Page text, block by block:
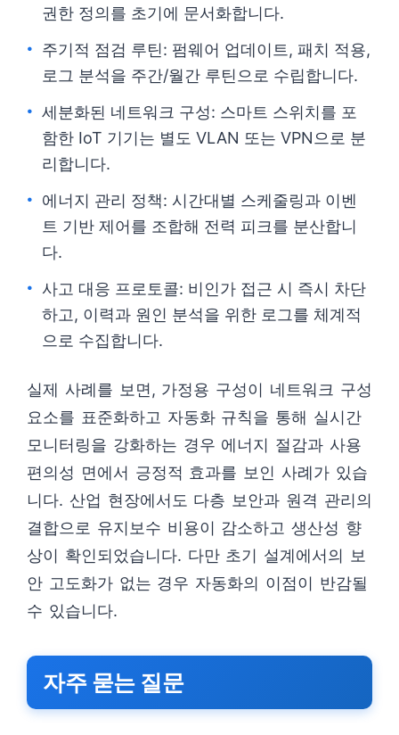
권한 정의를 초기에 문서화합니다.
주기적 점검 루틴: 펌웨어 업데이트, 패치 적용,
로그 분석을 주간/월간 루틴으로 수립합니다.
세분화된 네트워크 구성: 스마트 스위치를 포
함한 IoT 기기는 별도 VLAN 또는 VPN으로 분
리합니다.
에너지 관리 정책: 시간대별 스케줄링과 이벤
트 기반 제어를 조합해 전력 피크를 분산합니
다.
사고 대응 프로토콜: 비인가 접근 시 즉시 차단
하고, 이력과 원인 분석을 위한 로그를 체계적
으로 수집합니다.
실제 사례를 보면, 가정용 구성이 네트워크 구성
요소를 표준화하고 자동화 규칙을 통해 실시간
모니터링을 강화하는 경우 에너지 절감과 사용
편의성 면에서 긍정적 효과를 보인 사례가 있습
니다. 산업 현장에서도 다층 보안과 원격 관리의
결합으로 유지보수 비용이 감소하고 생산성 향
상이 확인되었습니다. 다만 초기 설계에서의 보
안 고도화가 없는 경우 자동화의 이점이 반감될
수 있습니다.
자주 묻는 질문